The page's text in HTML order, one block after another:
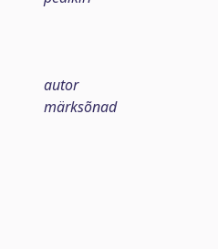
autor
märksõnad